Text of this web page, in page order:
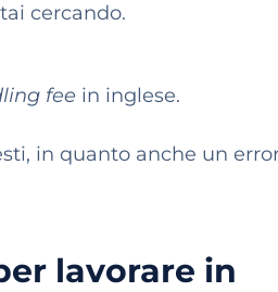
cercando.
fee in inglese.
in quanto anche un
lavorare in